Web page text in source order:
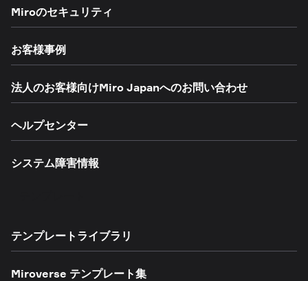
Miroのセキュリティ
お客様事例
法人のお客様向けMiro Japanへのお問い合わせ
ヘルプセンター
システム障害情報
テンプレートライブラリ
Miroverse テンプレート集